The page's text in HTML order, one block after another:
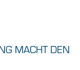
MACHT DEN